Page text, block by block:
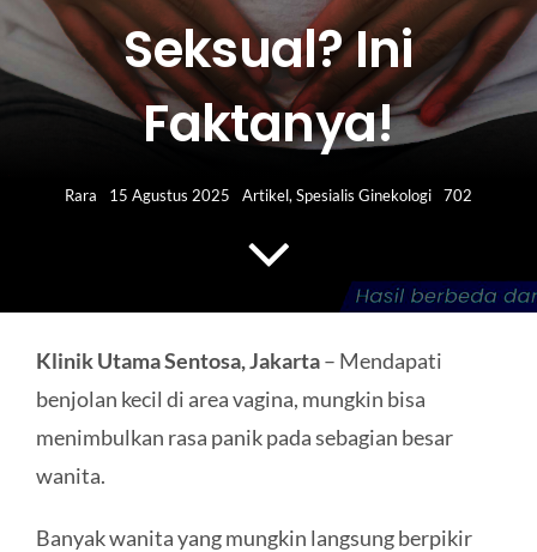
HUBUNGI KAMI
Search
Seksual? Ini
Faktanya!
Rara 15 Agustus 2025 Artikel,Spesialis Ginekologi 702
Klinik Utama Sentosa, Jakarta– Mendapati
benjolan kecil di area vagina, mungkin bisa
menimbulkan rasa panik pada sebagian besar
wanita.
Banyak wanita yang mungkin langsung berpikir